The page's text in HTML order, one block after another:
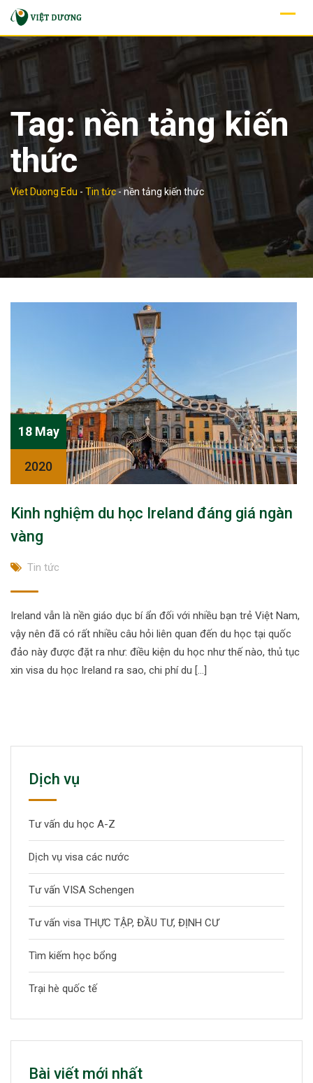
Skip
content
Tag:nền tảng kiến
thức
Viet Duong Edu - Tin tức- nền tảng kiến thức
18 May
2020
Kinh nghiệm du học Ireland đáng giá ngàn
vàng
Tin tức
Ireland vẫn là nền giáo dục bí ẩn đối với nhiều bạn trẻ Việt Nam,
vậy nên đã có rất nhiều câu hỏi liên quan đến du học tại quốc
đảo này được đặt ra như: điều kiện du học như thế nào, thủ tục
xin visa du học Ireland ra sao, chi phí du […]
Dịch vụ
Tư vấn du học A-Z
Dịch vụ visa các nước
Tư vấn VISA Schengen
Tư vấn visa THỰC TẬP, ĐẦU TƯ, ĐỊNH CƯ
Tìm kiếm học bổng
Trại hè quốc tế
Bài viết mới nhất